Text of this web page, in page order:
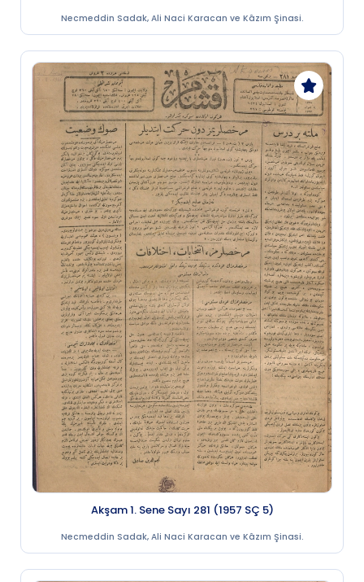
Necmeddin Sadak, Ali Naci Karacan ve Kâzım Şinasi.
Akşam 1. Sene Sayı 281 (1957 SÇ 5)
Necmeddin Sadak, Ali Naci Karacan ve Kâzım Şinasi.